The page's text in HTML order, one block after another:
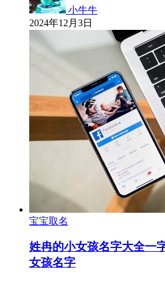
小牛牛
2024年12月3日
宝宝取名
姓冉的小女孩名字大全一
女孩名字